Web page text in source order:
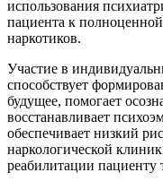
использования
пациента к
наркотиков.
Участие в
способствует
будущее, помогает
восстанавливает
обеспечивает низкий
наркологической
реабилитации пациенту